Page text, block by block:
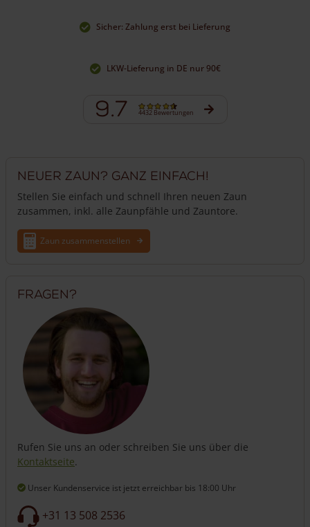
Sicher: Zahlung erst bei Lieferung
LKW-Lieferung in DE nur 90€
9.7 4432 Bewertungen
Neuer Zaun? Ganz einfach!
Stellen Sie einfach und schnell Ihren neuen Zaun
zusammen, inkl. alle Zaunpfähle und Zauntore.
Zaun zusammenstellen
Fragen?
Rufen Sie uns an oder schreiben Sie uns über die
Kontaktseite.
Unser Kundenservice ist jetzt erreichbar bis 18:00 Uhr
+31 13 508 2536